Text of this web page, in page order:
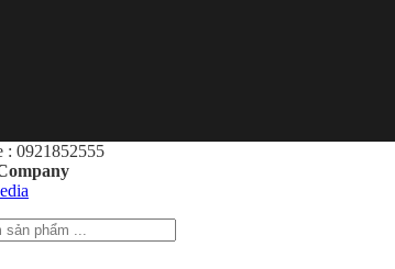
: 0921852555